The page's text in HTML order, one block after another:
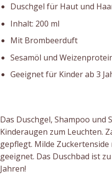
Duschgel für Haut und
Inhalt: 200 ml
Mit Brombeerduft
Sesamöl und
Geeignet für Kinder ab 3
Das Duschgel, Shampoo und
Kinderaugen zum Leuchten.
gepflegt. Milde
geeignet. Das Duschbad ist
Jahren!